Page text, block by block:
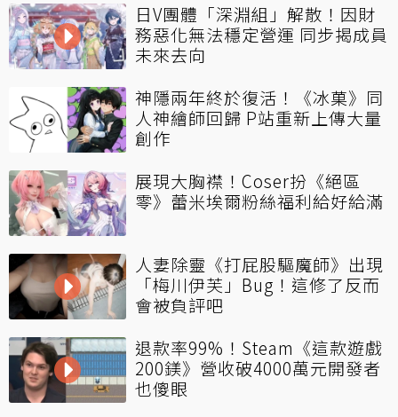
日V團體「深淵組」解散！因財
務惡化無法穩定營運 同步揭成員
未來去向
神隱兩年終於復活！《冰菓》同
人神繪師回歸 P站重新上傳大量
創作
展現大胸襟！Coser扮《絕區
零》蕾米埃爾粉絲福利給好給滿
人妻除靈《打屁股驅魔師》出現
「梅川伊芙」Bug！這修了反而
會被負評吧
退款率99%！Steam《這款遊戲
200鎂》營收破4000萬元開發者
也傻眼